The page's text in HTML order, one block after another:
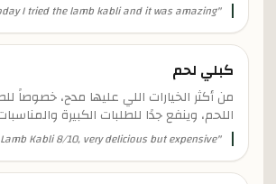
"
I tried the lamb kabli and it was amazing.
كبلي لحم
من أكثر الخيارات اللي عليها مدح، خصوصاً
اللحم، وينفع جدًا للطلبات الكبيرة
"
Lamb Kabli 8/10, very delicious but expensive.